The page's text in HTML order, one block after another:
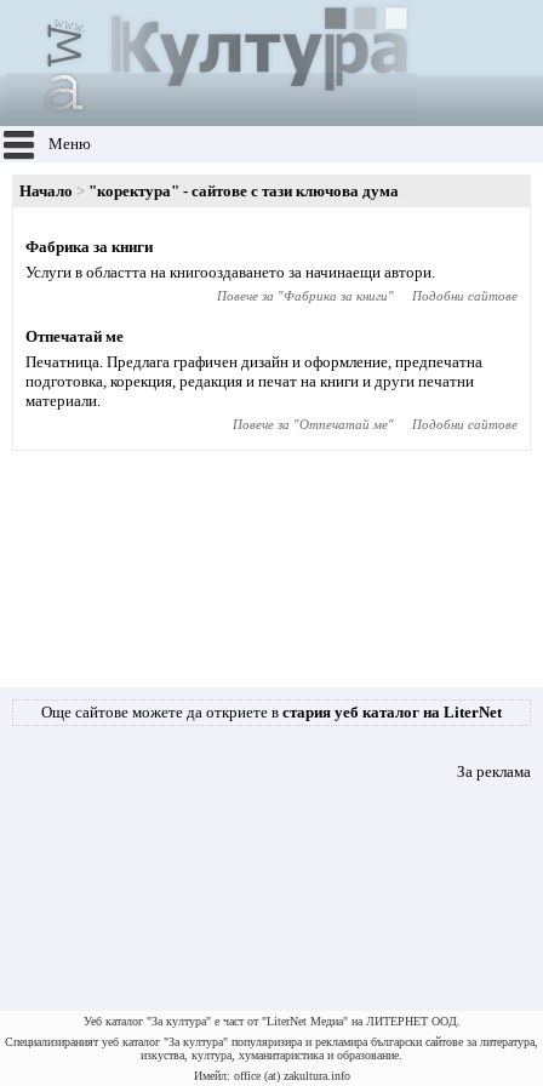
Меню
Начало "коректура" - сайтове с тази ключова дума
Фабрика за книги
Услуги в областта на книгооздаването за начинаещи автори.
Повече за "Фабрика за книги" Подобни сайтове
Отпечатай ме
Печатница. Предлага графичен дизайн и оформление, предпечатна
подготовка, корекция, редакция и печат на книги и други печатни
материали.
Повече за "Отпечатай ме" Подобни сайтове
Още сайтове можете да откриете в стария уеб каталог на LiterNet
За реклама
Уеб каталог "За култура" е част от "LiterNet Медиа" на ЛИТЕРНЕТ ООД.
Специализираният уеб каталог "За култура" популяризира и рекламира български сайтове за литература,
изкуства, култура, хуманитаристика и образование.
Имейл: office (at) zakultura.info